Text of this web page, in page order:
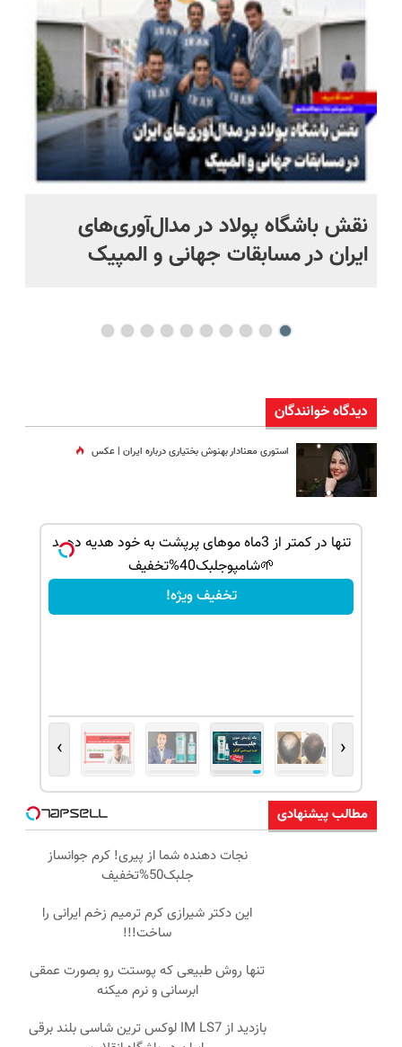
محدود
نقش باشگاه پولاد در مدال‌آوری‌های
ایران در مسابقات جهانی و المپیک
دیدگاه خوانندگان
استوری معنادار بهنوش بختیاری درباره ایران | عکس
تنها در کمتر از 3ماه موهای پرپشت به خود هدیه دهید
🌱شامپوجلبک40%تخفیف
تخفیف ویژه!
‹
›
مطالب پیشنهادی
نجات دهنده شما از پیری! کرم جوانساز
جلبک50%تخفیف
این دکتر شیرازی کرم ترمیم زخم ایرانی را
ساخت!!!
تنها روش طبیعی که پوستت رو بصورت عمقی
ابرسانی و نرم میکنه
بازدید از IM LS7 لوکس ترین شاسی بلند برقی